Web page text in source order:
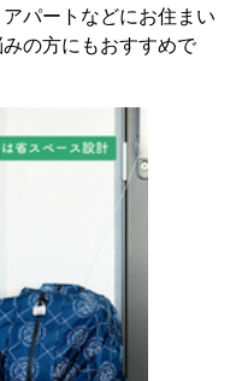
パートなどにお住まい
の方にもおすすめで